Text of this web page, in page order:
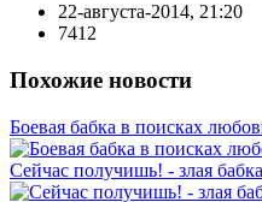
22-августа-2014, 21:20
7412
Похожие новости
Боевая бабка в поисках
Сейчас получишь! - злая бабка